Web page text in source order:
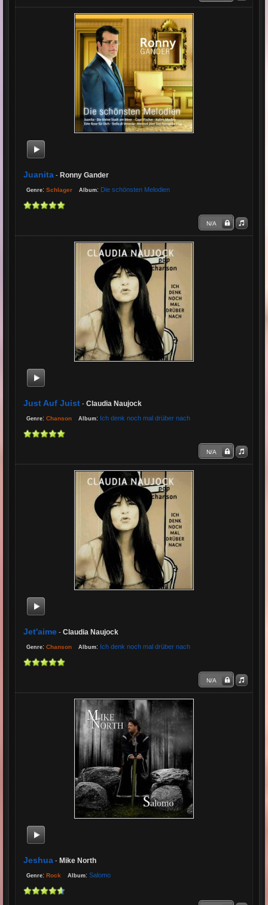
Juanita - Ronny Gander
Genre: Schlager Album: Die schönsten Melodien
N/A
Just Auf Juist - Claudia Naujock
Genre: Chanson Album: Ich denk noch mal drüber nach
N/A
Jet'aime - Claudia Naujock
Genre: Chanson Album: Ich denk noch mal drüber nach
N/A
Jeshua - Mike North
Genre: Rock Album: Salomo